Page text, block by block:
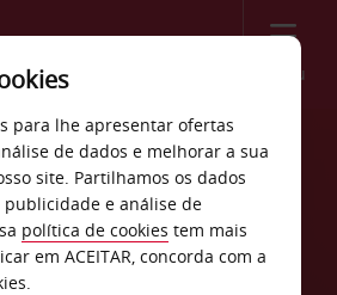
Menu
carros Castrol
Valley
para lhe apresentar ofertas
de dados e melhorar a sua
site. Partilhamos os dados
e análise de
política de cookies tem mais
em ACEITAR, concorda com a